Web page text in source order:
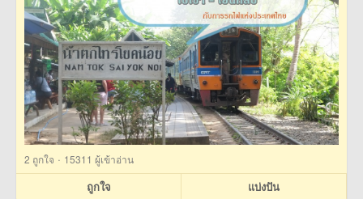
2 ถูกใจ · 15311 ผู้เข้าอ่าน
ถูกใจ แบ่งปัน